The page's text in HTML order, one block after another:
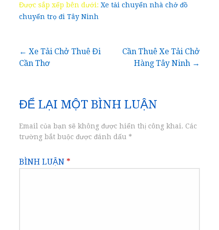
Được sắp xếp bên dưới: Xe tải chuyển nhà chở đồ
chuyển trọ đi Tây Ninh
Điều
bài
viết
← Xe Tải Chở Thuê Đi
Cần Thơ
Cần Thuê Xe Tải Chở
Hàng Tây Ninh →
ĐỂ LẠI MỘT BÌNH LUẬN
Email của bạn sẽ không được hiển thị công khai. Các
trường bắt buộc được đánh dấu *
BÌNH LUẬN *